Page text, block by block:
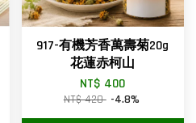
917-有機芳香萬壽菊20g
花蓮赤柯山
NT$ 400
NT$ 420 -4.8%